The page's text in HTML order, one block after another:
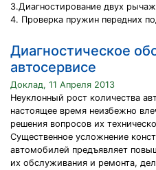
3.Диагностирование двух
4. Проверка пружин передних
Диагностическое
автосервисе
Доклад, 11 Апреля 2013
Неуклонный рост количества
настоящее время неизбежно
решения вопросов их
Существенное усложнение
автомобилей предъявляет
их обслуживания и ремонта,